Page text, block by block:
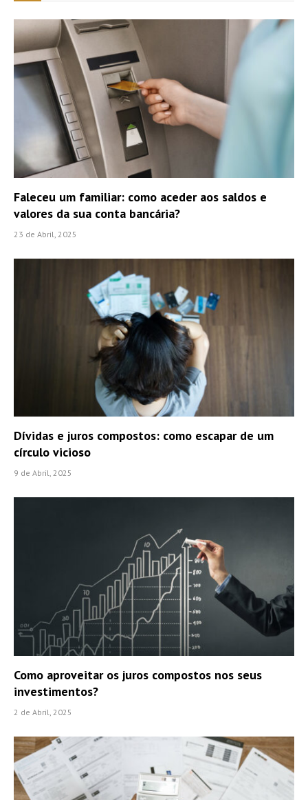
Faleceu um familiar: como aceder aos saldos e
valores da sua conta bancária?
23 de Abril, 2025
Dívidas e juros compostos: como escapar de um
círculo vicioso
9 de Abril, 2025
Como aproveitar os juros compostos nos seus
investimentos?
2 de Abril, 2025